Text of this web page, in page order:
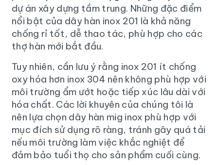
dự án xây dựng tầm trung. Những đặc điểm
nổi bật của dây hàn inox 201 là khả năng
chống rỉ tốt, dễ thao tác, phù hợp cho các
thợ hàn mới bắt đầu.
Tuy nhiên, cần lưu ý rằng inox 201 ít chống
oxy hóa hơn inox 304 nên không phù hợp với
môi trường ẩm ướt hoặc tiếp xúc lâu dài với
hóa chất. Các lời khuyên của chúng tôi là
nên lựa chọn dây hàn mig inox phù hợp với
mục đích sử dụng rõ ràng, tránh gây quá tải
nếu môi trường làm việc khắc nghiệt để
đảm bảo tuổi thọ cho sản phẩm cuối cùng.